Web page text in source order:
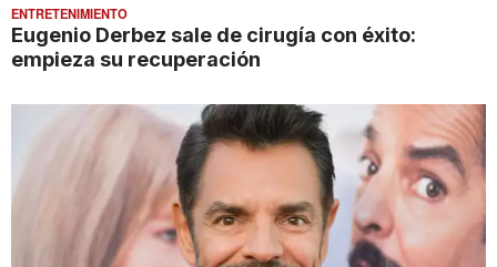
ENTRETENIMIENTO
Eugenio Derbez sale de cirugía con éxito:
empieza su recuperación